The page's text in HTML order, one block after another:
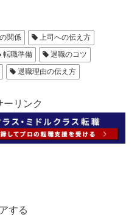
関係
上司への伝え方
転職準備
退職のコツ
退職理由の伝え方
ーリンク
する